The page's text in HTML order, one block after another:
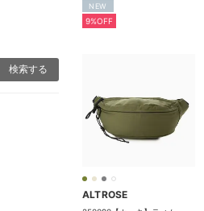
NEW
9%OFF
ALTROSE